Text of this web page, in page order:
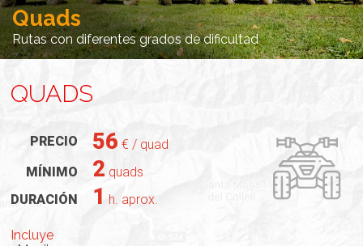
Quads
Rutas con diferentes grados de dificultad
QUADS
PRECIO 56 € / quad
MÍNIMO
2 quads
DURACIÓN
1 h. aprox.
Incluye